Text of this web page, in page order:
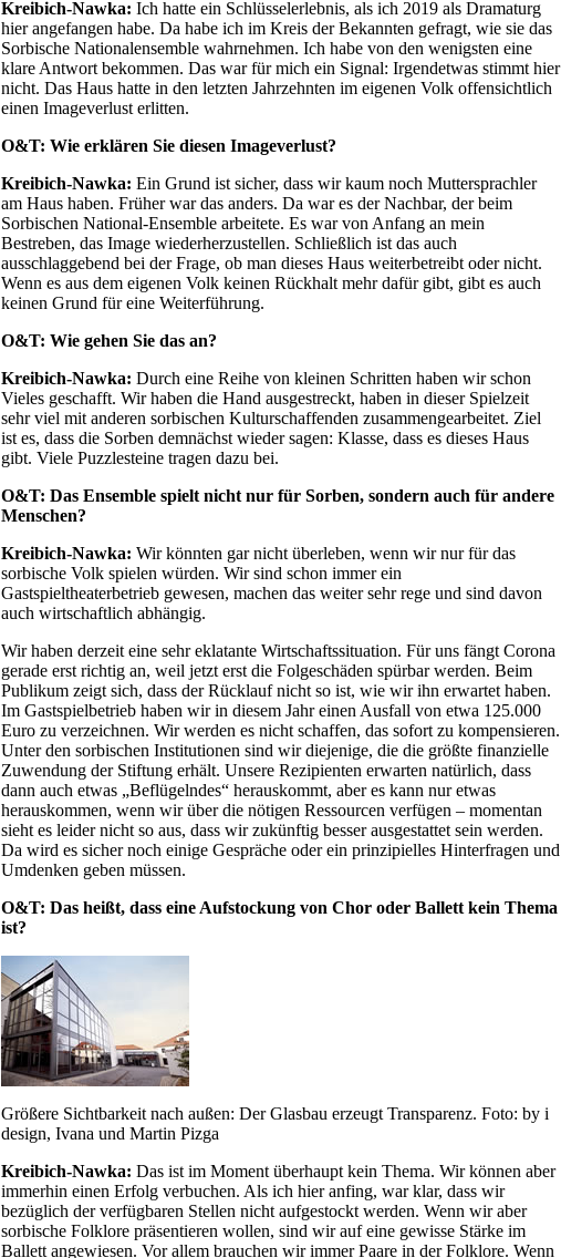
Kreibich-Nawka: Ich hatte ein Schlüsselerlebnis, als ich 2019 als Dramaturg
hier angefangen habe. Da habe ich im Kreis der Bekannten gefragt, wie sie das
Sorbische Nationalensemble wahrnehmen. Ich habe von den wenigsten eine
klare Antwort bekommen. Das war für mich ein Signal: Irgendetwas stimmt hier
nicht. Das Haus hatte in den letzten Jahrzehnten im eigenen Volk offensichtlich
einen Imageverlust erlitten.
O&T: Wie erklären Sie diesen Imageverlust?
Kreibich-Nawka: Ein Grund ist sicher, dass wir kaum noch Muttersprachler
am Haus haben. Früher war das anders. Da war es der Nachbar, der beim
Sorbischen National-Ensemble arbeitete. Es war von Anfang an mein
Bestreben, das Image wiederherzustellen. Schließlich ist das auch
ausschlaggebend bei der Frage, ob man dieses Haus weiterbetreibt oder nicht.
Wenn es aus dem eigenen Volk keinen Rückhalt mehr dafür gibt, gibt es auch
keinen Grund für eine Weiterführung.
O&T: Wie gehen Sie das an?
Kreibich-Nawka: Durch eine Reihe von kleinen Schritten haben wir schon
Vieles geschafft. Wir haben die Hand ausgestreckt, haben in dieser Spielzeit
sehr viel mit anderen sorbischen Kulturschaffenden zusammengearbeitet. Ziel
ist es, dass die Sorben demnächst wieder sagen: Klasse, dass es dieses Haus
gibt. Viele Puzzlesteine tragen dazu bei.
O&T: Das Ensemble spielt nicht nur für Sorben, sondern auch für andere
Menschen?
Kreibich-Nawka: Wir könnten gar nicht überleben, wenn wir nur für das
sorbische Volk spielen würden. Wir sind schon immer ein
Gastspieltheaterbetrieb gewesen, machen das weiter sehr rege und sind davon
auch wirtschaftlich abhängig.
Wir haben derzeit eine sehr eklatante Wirtschaftssituation. Für uns fängt Corona
gerade erst richtig an, weil jetzt erst die Folgeschäden spürbar werden. Beim
Publikum zeigt sich, dass der Rücklauf nicht so ist, wie wir ihn erwartet haben.
Im Gastspielbetrieb haben wir in diesem Jahr einen Ausfall von etwa 125.000
Euro zu verzeichnen. Wir werden es nicht schaffen, das sofort zu kompensieren.
Unter den sorbischen Institutionen sind wir diejenige, die die größte finanzielle
Zuwendung der Stiftung erhält. Unsere Rezipienten erwarten natürlich, dass
dann auch etwas „Beflügelndes“ herauskommt, aber es kann nur etwas
herauskommen, wenn wir über die nötigen Ressourcen verfügen – momentan
sieht es leider nicht so aus, dass wir zukünftig besser ausgestattet sein werden.
Da wird es sicher noch einige Gespräche oder ein prinzipielles Hinterfragen und
Umdenken geben müssen.
O&T: Das heißt, dass eine Aufstockung von Chor oder Ballett kein Thema
ist?
Größere Sichtbarkeit nach außen: Der Glasbau erzeugt Transparenz. Foto: by i
design, Ivana und Martin Pizga
Kreibich-Nawka: Das ist im Moment überhaupt kein Thema. Wir können aber
immerhin einen Erfolg verbuchen. Als ich hier anfing, war klar, dass wir
bezüglich der verfügbaren Stellen nicht aufgestockt werden. Wenn wir aber
sorbische Folklore präsentieren wollen, sind wir auf eine gewisse Stärke im
Ballett angewiesen. Vor allem brauchen wir immer Paare in der Folklore. Wenn